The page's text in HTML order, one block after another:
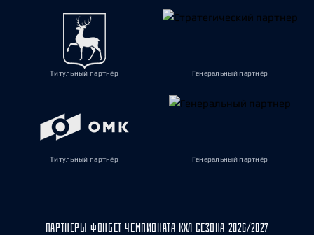
Титульный партнёр Генеральный партнёр
Титульный партнёр Генеральный партнёр
ПАРТНЁРЫ ФОНБЕТ ЧЕМПИОНАТА КХЛ СЕЗОНА 2026/2027